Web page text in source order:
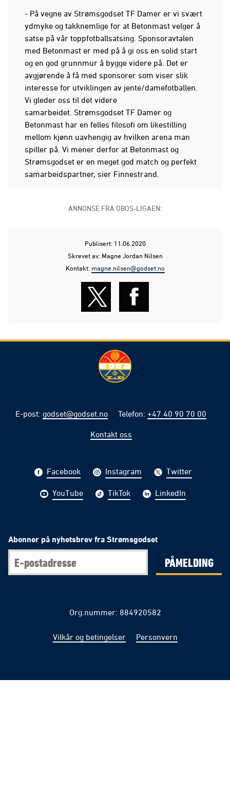
- På vegne av Strømsgodset TF Damer er vi svært
ydmyke og takknemlige for at Betonmast velger å
satse på vår toppfotballsatsing. Sponsoravtalen
med Betonmast er med på å gi oss en solid start
og en god grunnmur å bygge videre på. Det er
avgjørende å få med sponsorer som viser slik
interesse for utviklingen av jente/damefotballen.
Vi gleder oss til det videre
samarbeidet. Strømsgodset TF Damer og
Betonmast har en felles filosofi om likestilling
mellom kjønn uavhengig av hvilken arena man
spiller på. Vi mener derfor at Betonmast og
Strømsgodset er en meget god match og perfekt
samarbeidspartner, sier Finnestrand.
ANNONSE FRA OBOS-LIGAEN:
Publisert: 11.06.2020
Skrevet av: Magne Jordan Nilsen
Kontakt: magne.nilsen@godset.no
E-post: godset@godset.no Telefon: +47 40 90 70 00
Kontakt oss
Facebook Instagram Twitter
YouTube TikTok LinkedIn
Abonner på nyhetsbrev fra Strømsgodset
PÅMELDING
Org.nummer: 884920582
Vilkår og betingelser Personvern